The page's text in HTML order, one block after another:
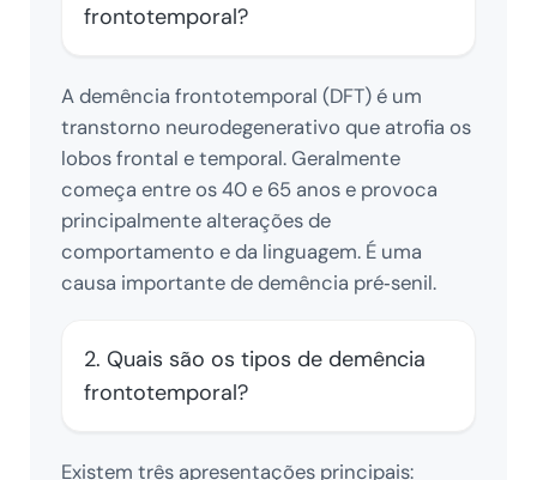
frontotemporal?
A demência frontotemporal (DFT) é um
transtorno neurodegenerativo que atrofia os
lobos frontal e temporal. Geralmente
começa entre os 40 e 65 anos e provoca
principalmente alterações de
comportamento e da linguagem. É uma
causa importante de demência pré‑senil.
2. Quais são os tipos de demência
frontotemporal?
Existem três apresentações principais: